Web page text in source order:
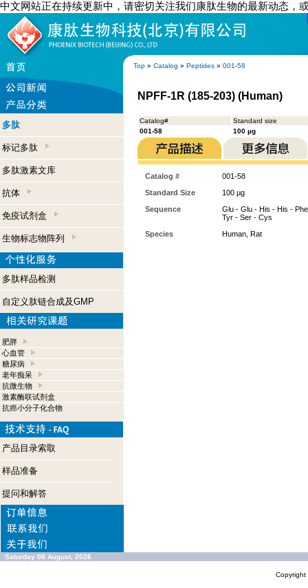
中文网站正在持续更新中，请密切关注我们康肽生物的最新动态，
Top » Catalog » Peptides » 001-58
多肽
标记多肽
多肽激素文库
抗体
免疫试剂盒
生物标志物阵列
多肽样品检测
自定义肽链合成及GMP
肥胖
心血管
糖尿病
老年痴呆
抗微生物
激素酶联试剂盒
抗癌小分子化合物
产品目录索取
样品准备
提问和解答
NPFF-1R (185-203) (Human)
Catalog#
Standard size
001-58
100 µg
Catalog #
001-58
Standard Size
100 µg
Sequence
Glu - Glu - His - His -
Tyr - Ser - Cys
Species
Human, Rat
Saturday 08 August, 2026